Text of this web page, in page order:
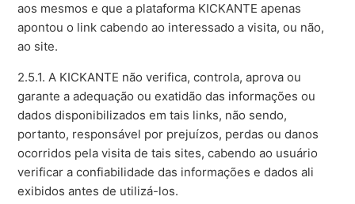
aos mesmos e que a plataforma KICKANTE apenas
apontou o link cabendo ao interessado a visita, ou não,
ao site.
2.5.1. A KICKANTE não verifica, controla, aprova ou
garante a adequação ou exatidão das informações ou
dados disponibilizados em tais links, não sendo,
portanto, responsável por prejuízos, perdas ou danos
ocorridos pela visita de tais sites, cabendo ao usuário
verificar a confiabilidade das informações e dados ali
exibidos antes de utilizá-los.